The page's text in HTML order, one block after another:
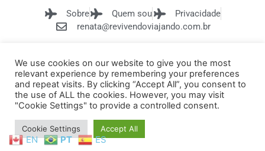
Sobre Quem sou
Privacidade
renata@revivendoviajando.com.br
Rê Vivendo Viajando 2026 Todos os
direitos reservados. Proibida reprodução
total e/ou parcial.
Desenvolvido por
We use cookies on our website to give you the most
relevant experience by remembering your preferences
and repeat visits. By clicking “Accept All”, you consent to
the use of ALL the cookies. However, you may visit
"Cookie Settings" to provide a controlled consent.
Cookie Settings Accept All
EN PT ES